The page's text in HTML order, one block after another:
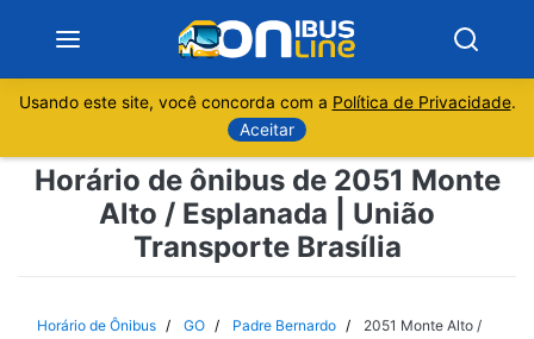
Sobre
Minas Gerais
Usando este site, você concorda com a Política de Privacidade.
Aceitar
Horário de ônibus de 2051 Monte
Alto / Esplanada | União
Transporte Brasília
Horário de Ônibus GO Padre Bernardo
2051 Monte Alto /